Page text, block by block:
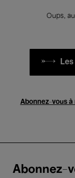
Oups,
Abonnez-vous
Abonnez-